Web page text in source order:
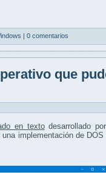
| 0 comentarios
que
en textodesarrollado por
una implementación de DOS